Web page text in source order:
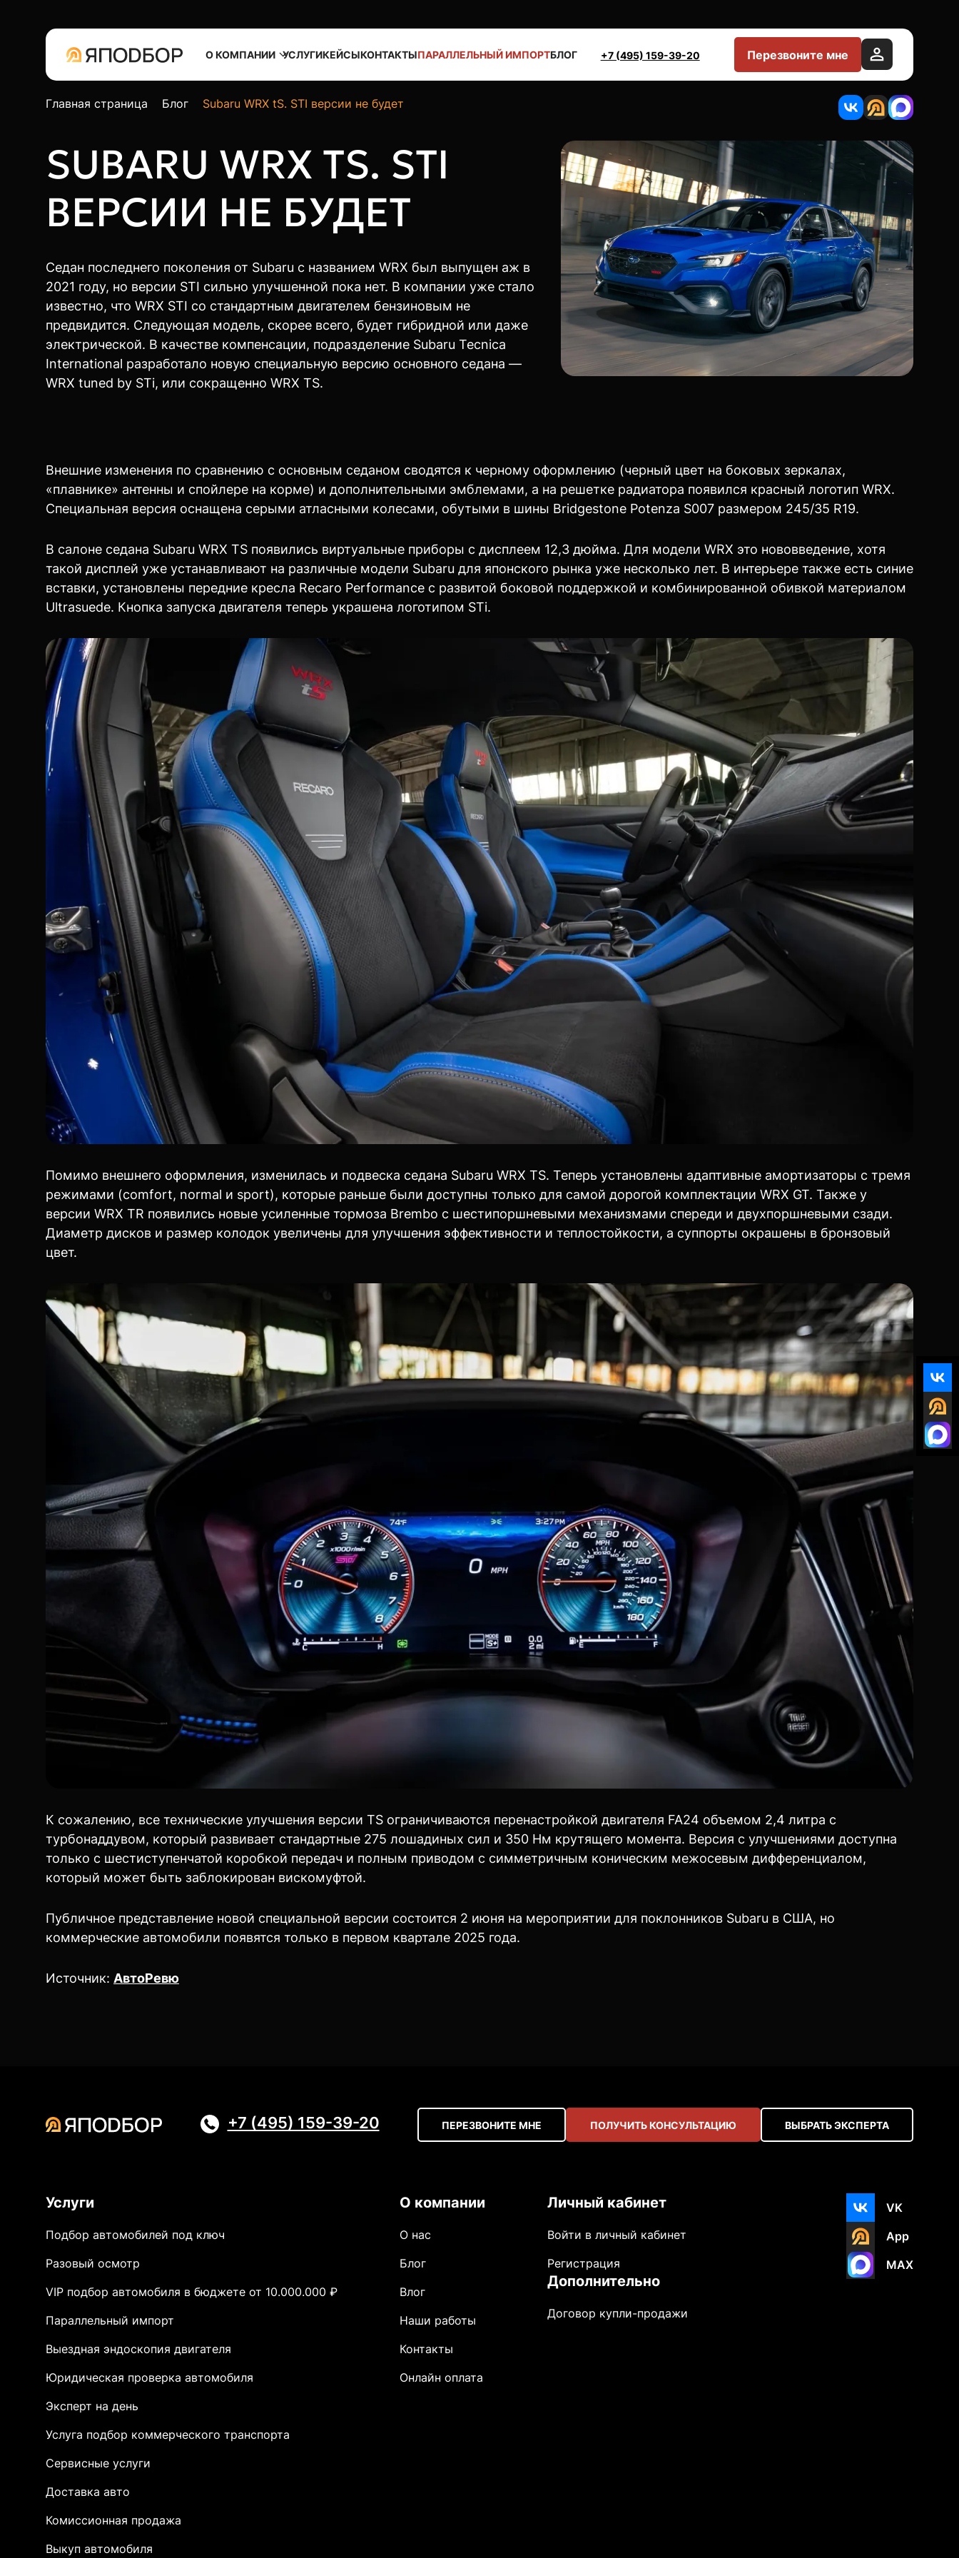
О КОМПАНИИ УСЛУГИКЕЙСЫКОНТАКТЫПАРАЛЛЕЛЬНЫЙ ИМПОРТБЛОГ +7 (495) 159-39-20 Перезвоните мне
Главная страница Блог Subaru WRX tS. STI версии не будет
SUBARU WRX TS. STI
ВЕРСИИ НЕ БУДЕТ
Седан последнего поколения от Subaru с названием WRX был выпущен аж в
2021 году, но версии STI сильно улучшенной пока нет. В компании уже стало
известно, что WRX STI со стандартным двигателем бензиновым не
предвидится. Следующая модель, скорее всего, будет гибридной или даже
электрической. В качестве компенсации, подразделение Subaru Tecnica
International разработало новую специальную версию основного седана —
WRX tuned by STi, или сокращенно WRX TS.
Внешние изменения по сравнению с основным седаном сводятся к черному оформлению (черный цвет на боковых зеркалах,
«плавнике» антенны и спойлере на корме) и дополнительными эмблемами, а на решетке радиатора появился красный логотип WRX.
Специальная версия оснащена серыми атласными колесами, обутыми в шины Bridgestone Potenza S007 размером 245/35 R19.
В салоне седана Subaru WRX TS появились виртуальные приборы с дисплеем 12,3 дюйма. Для модели WRX это нововведение, хотя
такой дисплей уже устанавливают на различные модели Subaru для японского рынка уже несколько лет. В интерьере также есть синие
вставки, установлены передние кресла Recaro Performance с развитой боковой поддержкой и комбинированной обивкой материалом
Ultrasuede. Кнопка запуска двигателя теперь украшена логотипом STi.
Помимо внешнего оформления, изменилась и подвеска седана Subaru WRX TS. Теперь установлены адаптивные амортизаторы с тремя
режимами (comfort, normal и sport), которые раньше были доступны только для самой дорогой комплектации WRX GT. Также у
версии WRX TR появились новые усиленные тормоза Brembo с шестипоршневыми механизмами спереди и двухпоршневыми сзади.
Диаметр дисков и размер колодок увеличены для улучшения эффективности и теплостойкости, а суппорты окрашены в бронзовый
цвет.
К сожалению, все технические улучшения версии TS ограничиваются перенастройкой двигателя FA24 объемом 2,4 литра с
турбонаддувом, который развивает стандартные 275 лошадиных сил и 350 Нм крутящего момента. Версия с улучшениями доступна
только с шестиступенчатой коробкой передач и полным приводом с симметричным коническим межосевым дифференциалом,
который может быть заблокирован вискомуфтой.
Публичное представление новой специальной версии состоится 2 июня на мероприятии для поклонников Subaru в США, но
коммерческие автомобили появятся только в первом квартале 2025 года.
Источник: АвтоРевю
+7 (495) 159-39-20 ПЕРЕЗВОНИТЕ МНЕ ПОЛУЧИТЬ КОНСУЛЬТАЦИЮ ВЫБРАТЬ ЭКСПЕРТА
Услуги
Подбор автомобилей под ключ
Разовый осмотр
VIP подбор автомобиля в бюджете от 10.000.000 ₽
Параллельный импорт
Выездная эндоскопия двигателя
Юридическая проверка автомобиля
Эксперт на день
Услуга подбор коммерческого транспорта
Сервисные услуги
Доставка авто
Комиссионная продажа
Выкуп автомобиля
О компании
О нас
Блог
Влог
Наши работы
Контакты
Онлайн оплата
Личный кабинет
Войти в личный кабинет
Регистрация
Дополнительно
Договор купли-продажи
VK
App
MAX